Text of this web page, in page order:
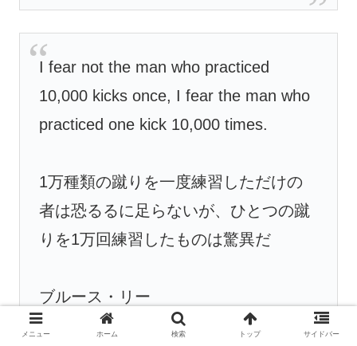
I fear not the man who practiced
10,000 kicks once, I fear the man who
practiced one kick 10,000 times.
1万種類の蹴りを一度練習しただけの
者は恐るるに足らないが、ひとつの蹴
りを1万回練習したものは驚異だ
ブルース・リー
メニュー ホーム 検索 トップ サイドバー